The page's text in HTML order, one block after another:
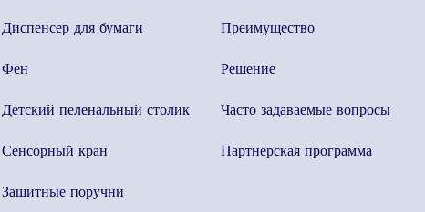
Диспенсер для бумаги
Фен
Детский пеленальный столик
Сенсорный кран
Защитные поручни
Преимущество
Решение
Часто задаваемые вопросы
Партнерская программа